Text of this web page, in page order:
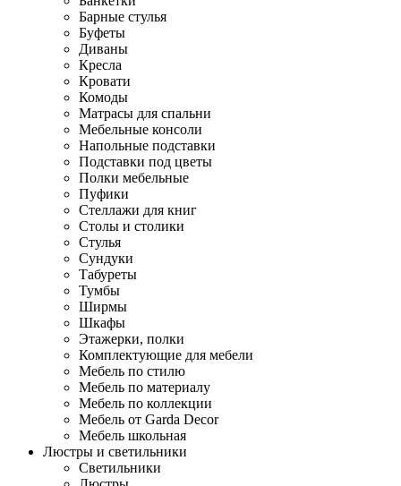
Барные стулья
Буфеты
Диваны
Кресла
Кровати
Комоды
Матрасы для спальни
Мебельные консоли
Напольные подставки
Подставки под цветы
Полки мебельные
Пуфики
Стеллажи для книг
Столы и столики
Стулья
Сундуки
Табуреты
Тумбы
Ширмы
Шкафы
Этажерки, полки
Комплектующие для мебели
Мебель по стилю
Мебель по материалу
Мебель по коллекции
Мебель от Garda Decor
Мебель школьная
Люстры и светильники
Светильники